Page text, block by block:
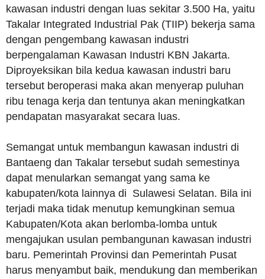
kawasan industri dengan luas sekitar 3.500 Ha, yaitu
Takalar Integrated Industrial Pak (TIIP) bekerja sama
dengan pengembang kawasan industri
berpengalaman Kawasan Industri KBN Jakarta.
Diproyeksikan bila kedua kawasan industri baru
tersebut beroperasi maka akan menyerap puluhan
ribu tenaga kerja dan tentunya akan meningkatkan
pendapatan masyarakat secara luas.
Semangat untuk membangun kawasan industri di
Bantaeng dan Takalar tersebut sudah semestinya
dapat menularkan semangat yang sama ke
kabupaten/kota lainnya di Sulawesi Selatan. Bila ini
terjadi maka tidak menutup kemungkinan semua
Kabupaten/Kota akan berlomba-lomba untuk
mengajukan usulan pembangunan kawasan industri
baru. Pemerintah Provinsi dan Pemerintah Pusat
harus menyambut baik, mendukung dan memberikan